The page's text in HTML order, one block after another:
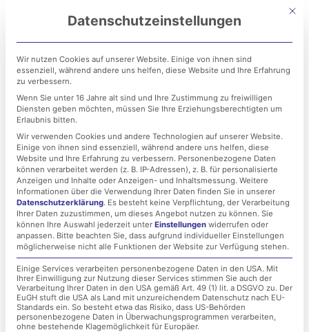
springen
LET IT BEE: Change –
Vom Sommer- zum
Wintervolk
12. Dezember 2019
Mit
Datenschutzeinstellungen
Wir nutzen Cookies auf unserer Website. Einige von ihnen sind
essenziell, während andere uns helfen, diese Website und Ihre Erfahrung
zu verbessern.
Wenn Sie unter 16 Jahre alt sind und Ihre Zustimmung zu freiwilligen
Diensten geben möchten, müssen Sie Ihre Erziehungsberechtigten um
Erlaubnis bitten.
Wir verwenden Cookies und andere Technologien auf unserer Website.
Einige von ihnen sind essenziell, während andere uns helfen, diese
Website und Ihre Erfahrung zu verbessern. Personenbezogene Daten
können verarbeitet werden (z. B. IP-Adressen), z. B. für personalisierte
Anzeigen und Inhalte oder Anzeigen- und Inhaltsmessung. Weitere
Informationen über die Verwendung Ihrer Daten finden Sie in unserer
Datenschutzerklärung. Es besteht keine Verpflichtung, der Verarbeitung
Ihrer Daten zuzustimmen, um dieses Angebot nutzen zu können. Sie
können Ihre Auswahl jederzeit unter Einstellungen widerrufen oder
anpassen. Bitte beachten Sie, dass aufgrund individueller Einstellungen
möglicherweise nicht alle Funktionen der Website zur Verfügung stehen.
Einige Services verarbeiten personenbezogene Daten in den USA. Mit
Ihrer Einwilligung zur Nutzung dieser Services stimmen Sie auch der
Verarbeitung Ihrer Daten in den USA gemäß Art. 49 (1) lit. a DSGVO zu. Der
EuGH stuft die USA als Land mit unzureichendem Datenschutz nach EU-
Standards ein. So besteht etwa das Risiko, dass US-Behörden
personenbezogene Daten in Überwachungsprogrammen verarbeiten,
ohne bestehende Klagemöglichkeit für Europäer.